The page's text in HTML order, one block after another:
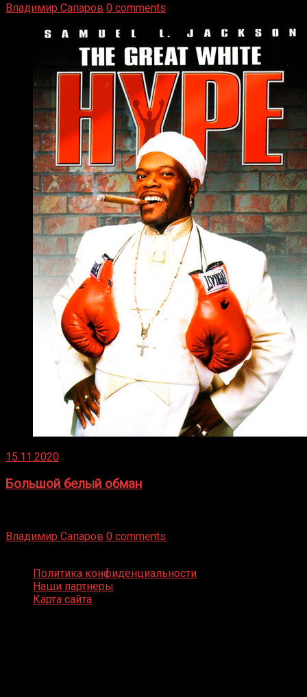
Владимир Сапаров 0 comments
15.11.2020
Большой белый обман
Владимир Сапаров 0 comments
Политика конфиденциальности
Наши партнеры
Карта сайта